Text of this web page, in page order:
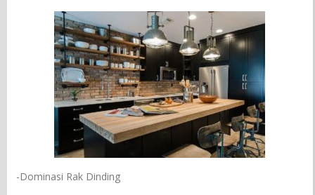
-Dominasi Rak Dinding